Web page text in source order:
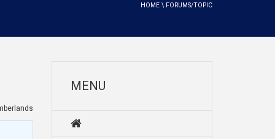
HOME \ FORUMS/TOPIC
MENU